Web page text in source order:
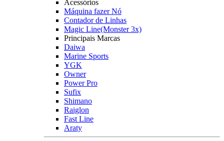
Acessórios
Máquina fazer Nó
Contador de Linhas
Magic Line(Monster 3x)
Principais Marcas
Daiwa
Marine Sports
YGK
Owner
Power Pro
Sufix
Shimano
Raiglon
Fast Line
Araty